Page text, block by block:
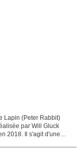
Lapin (Peter Rabbit)
par Will Gluck
2018. Il s'agit d'une